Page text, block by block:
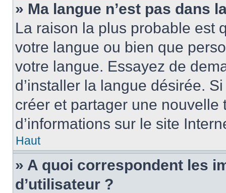
» Ma langue n’est pas dans
La raison la plus probable est
votre langue ou bien que
votre langue. Essayez de
d’installer la langue désirée.
créer et partager une
d’informations sur le site
Haut
» A quoi correspondent les
d’utilisateur ?